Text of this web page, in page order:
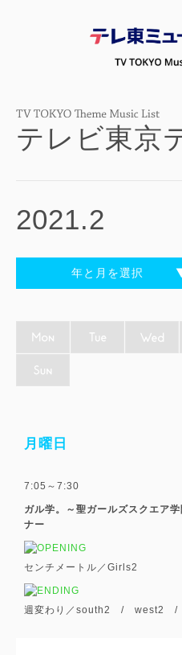
テレビ東京
2021.2
年と月を選択
月曜日
7:05～7:30
ガル学。～聖ガールズスクエア
ナー
センチメートル／Girls2
週変わり／south2 / west2 /